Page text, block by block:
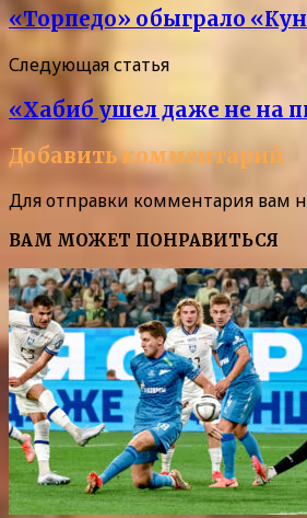
«Торпедо» обыграло
Следующая статья
«Хабиб ушел даже не на
Добавить комментарий
Для отправки комментария вам
ВАМ МОЖЕТ ПОНРАВИТЬСЯ